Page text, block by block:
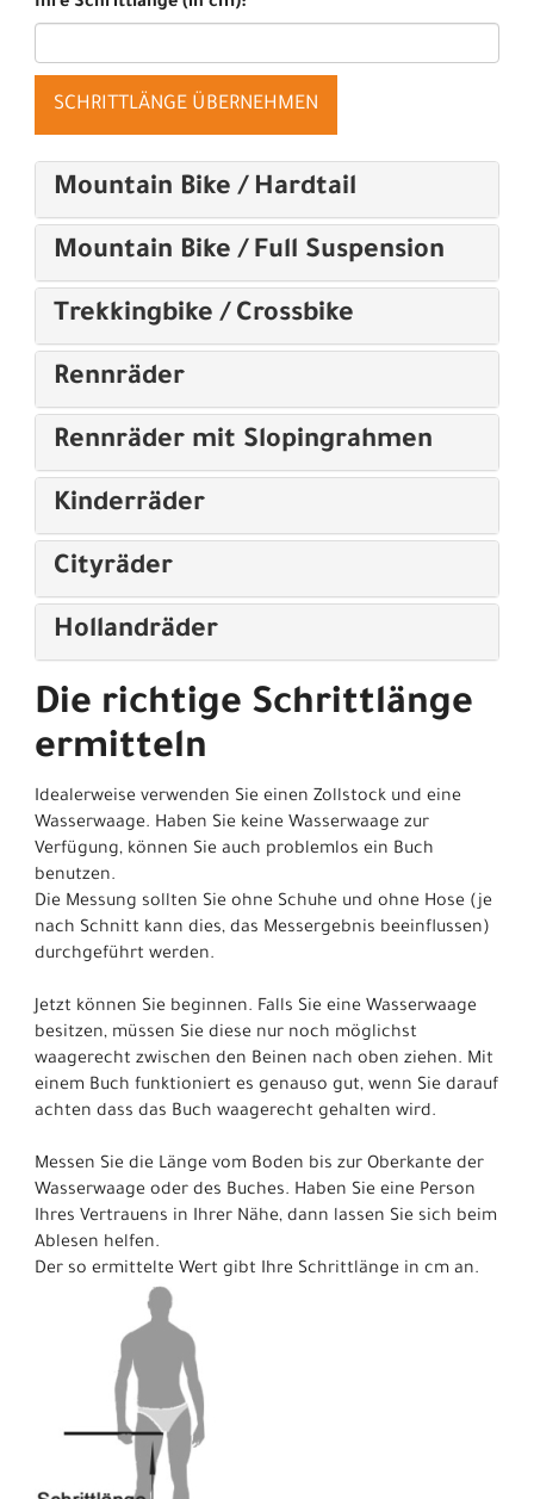
SCHRITTLÄNGE ÜBERNEHMEN
Mountain Bike / Hardtail
Mountain Bike / Full Suspension
Trekkingbike / Crossbike
Rennräder
Rennräder mit Slopingrahmen
Kinderräder
Cityräder
Hollandräder
Die richtige Schrittlänge
ermitteln
Idealerweise verwenden Sie einen Zollstock und eine
Wasserwaage. Haben Sie keine Wasserwaage zur
Verfügung, können Sie auch problemlos ein Buch
benutzen.
Die Messung sollten Sie ohne Schuhe und ohne Hose (je
nach Schnitt kann dies, das Messergebnis beeinflussen)
durchgeführt werden.
Jetzt können Sie beginnen. Falls Sie eine Wasserwaage
besitzen, müssen Sie diese nur noch möglichst
waagerecht zwischen den Beinen nach oben ziehen. Mit
einem Buch funktioniert es genauso gut, wenn Sie darauf
achten dass das Buch waagerecht gehalten wird.
Messen Sie die Länge vom Boden bis zur Oberkante der
Wasserwaage oder des Buches. Haben Sie eine Person
Ihres Vertrauens in Ihrer Nähe, dann lassen Sie sich beim
Ablesen helfen.
Der so ermittelte Wert gibt Ihre Schrittlänge in cm an.